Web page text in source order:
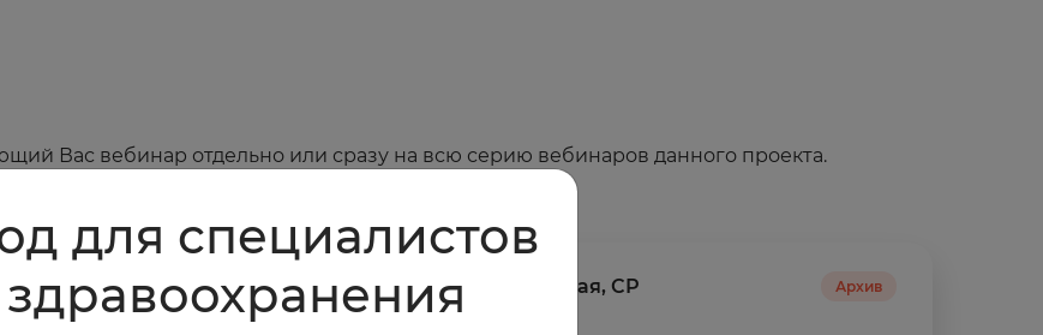
Вас вебинар отдельно или сразу на всю серию вебинаров данного проекта.
24апреля, ЧТ
2025
Архив мая, СР
Архив
для специалистов
здравоохранения